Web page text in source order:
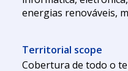
energias renováveis,
Territorial scope
Cobertura de todo o